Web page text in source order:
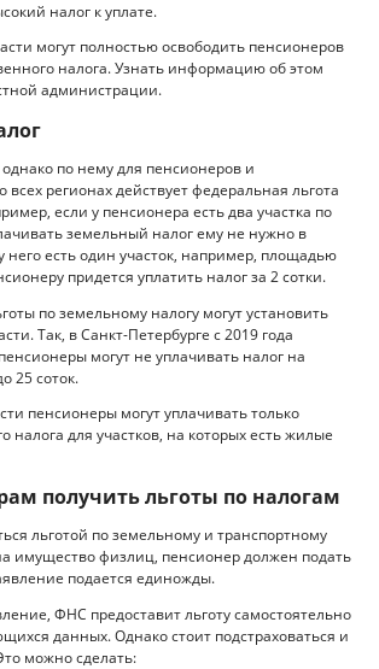
налог к уплате.
могут полностью освободить пенсионеров
налога. Узнать информацию об этом
администрации.
по нему для пенсионеров и
всех регионах действует федеральная льгота
если у пенсионера есть два участка по
земельный налог ему не нужно в
него есть один участок, например, площадью
придется уплатить налог за 2 сотки.
по земельному налогу могут установить
Так, в Санкт-Петербурге с 2019 года
могут не уплачивать налог на
25 соток.
пенсионеры могут уплачивать только
налога для участков, на которых есть жилые
получить льготы по налогам
льготой по земельному и транспортному
имущество физлиц, пенсионер должен подать
подается единожды.
ФНС предоставит льготу самостоятельно
данных. Однако стоит подстраховаться и
можно сделать: